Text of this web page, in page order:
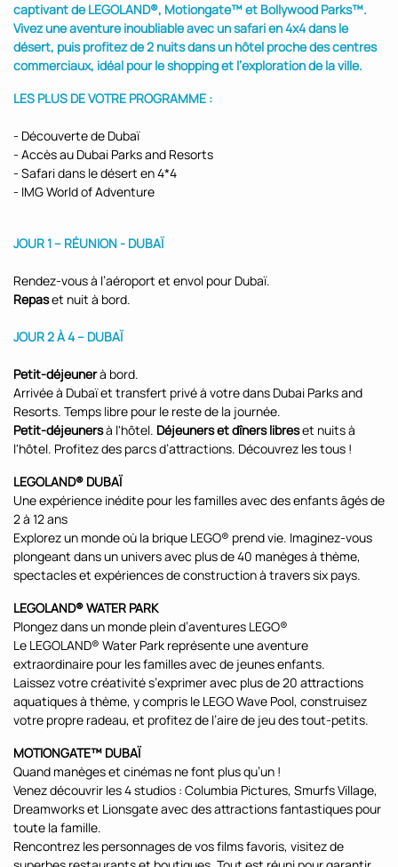
captivant de LEGOLAND®, Motiongate™ et Bollywood Parks™.
Vivez une aventure inoubliable avec un safari en 4x4 dans le
désert, puis profitez de 2 nuits dans un hôtel proche des centres
commerciaux, idéal pour le shopping et l’exploration de la ville.
LES PLUS DE VOTRE PROGRAMME :
- Découverte de Dubaï
- Accès au Dubai Parks and Resorts
- Safari dans le désert en 4*4
- IMG World of Adventure
JOUR 1 – RÉUNION - DUBAÏ
Rendez-vous à l’aéroport et envol pour Dubaï.
Repaset nuit à bord.
JOUR 2 À 4 – DUBAÏ
Petit-déjeunerà bord.
Arrivée à Dubaï et transfert privé à votre dans Dubai Parks and
Resorts. Temps libre pour le reste de la journée.
Petit-déjeunersà l'hôtel. Déjeuners et dîners libreset nuits à
l'hôtel. Profitez des parcs d’attractions. Découvrez les tous !
LEGOLAND® DUBAÏ
Une expérience inédite pour les familles avec des enfants âgés de
2 à 12 ans
Explorez un monde où la brique LEGO® prend vie. Imaginez-vous
plongeant dans un univers avec plus de 40 manèges à thème,
spectacles et expériences de construction à travers six pays.
LEGOLAND® WATER PARK
Plongez dans un monde plein d’aventures LEGO®
Le LEGOLAND® Water Park représente une aventure
extraordinaire pour les familles avec de jeunes enfants.
Laissez votre créativité s’exprimer avec plus de 20 attractions
aquatiques à thème, y compris le LEGO Wave Pool, construisez
votre propre radeau, et profitez de l’aire de jeu des tout-petits.
MOTIONGATE™ DUBAÏ
Quand manèges et cinémas ne font plus qu’un !
Venez découvrir les 4 studios : Columbia Pictures, Smurfs Village,
Dreamworks et Lionsgate avec des attractions fantastiques pour
toute la famille.
Rencontrez les personnages de vos films favoris, visitez de